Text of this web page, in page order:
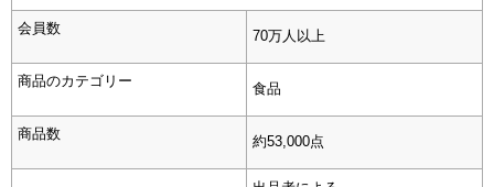
会員数 70万人以上
商品のカテゴリー 食品
商品数 約53,000点